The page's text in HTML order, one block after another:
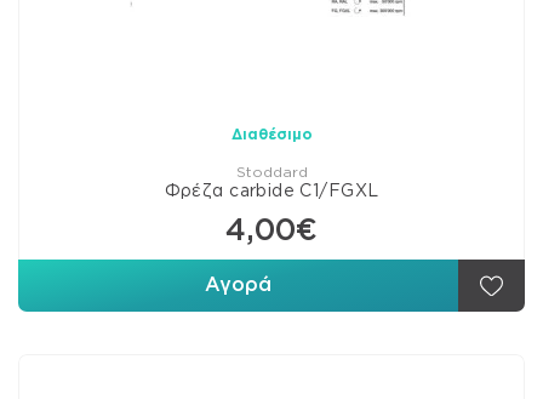
Διαθέσιμο
Stoddard
Φρέζα carbide C1/FGXL
4,00€
Αγορά